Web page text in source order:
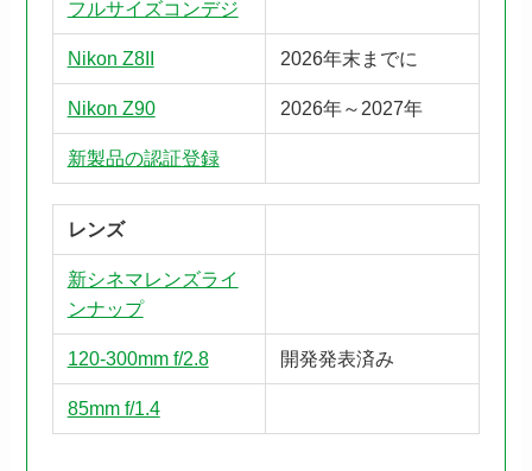
フルサイズコンデジ
Nikon Z8II 2026年末までに
Nikon Z90 2026年～2027年
新製品の認証登録
レンズ
新シネマレンズライ
ンナップ
120-300mm f/2.8 開発発表済み
85mm f/1.4